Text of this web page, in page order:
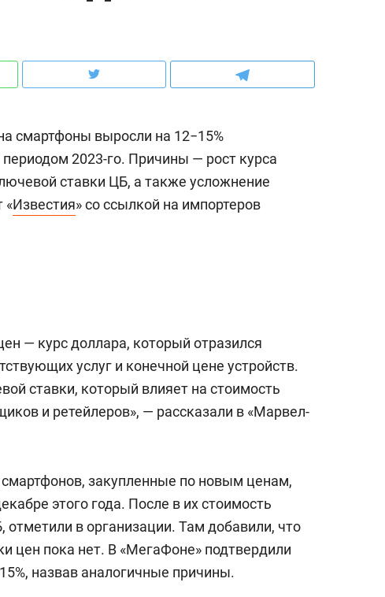
смартфоны выросли на 12−15%
2023-го. Причины — рост курса
ставки ЦБ, а также усложнение
«Известия» со ссылкой на импортеров
— курс доллара, который отразился
услуг и конечной цене устройств.
ставки, который влияет на стоимость
и ретейлеров», — рассказали в «Марвел-
закупленные по новым ценам,
этого года. После в их стоимость
в организации. Там добавили, что
цен пока нет. В «МегаФоне» подтвердили
назвав аналогичные причины.
прошла
Героев»
лечит подземные артерии
Казани